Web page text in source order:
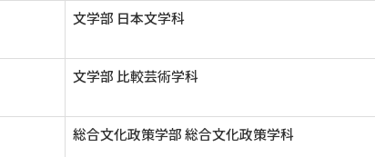
文学部 日本文学科
文学部 比較芸術学科
総合文化政策学部 総合文化政策学科